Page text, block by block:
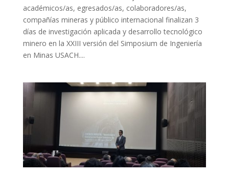
académicos/as, egresados/as, colaboradores/as,
compañías mineras y público internacional finalizan 3
días de investigación aplicada y desarrollo tecnológico
minero en la XXIII versión del Simposium de Ingeniería
en Minas USACH....